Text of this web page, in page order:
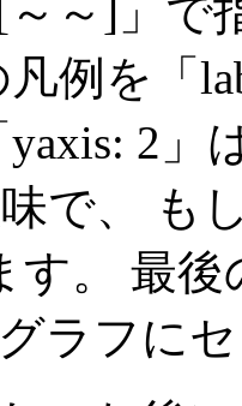
～～]」
例を「
2」
で、 も
。 最後
ラフに